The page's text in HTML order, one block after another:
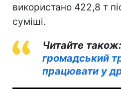
використано 422,8 т
суміші.
Читайте також:
громадський
працювати у